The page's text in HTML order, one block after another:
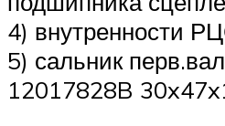
4) внутренности
5) сальник
12017828B